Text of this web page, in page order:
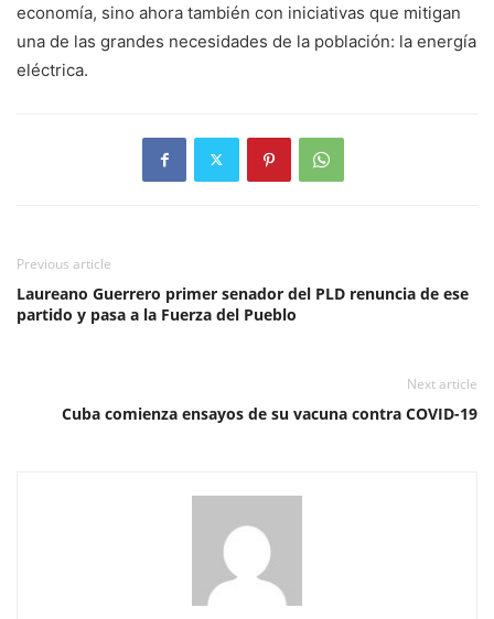
economía, sino ahora también con iniciativas que mitigan
una de las grandes necesidades de la población: la energía
eléctrica.
Previous article
Laureano Guerrero primer senador del PLD renuncia de ese
partido y pasa a la Fuerza del Pueblo
Next article
Cuba comienza ensayos de su vacuna contra COVID-19